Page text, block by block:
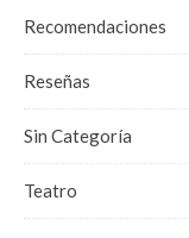
Recomendaciones
Reseñas
Sin Categoría
Teatro